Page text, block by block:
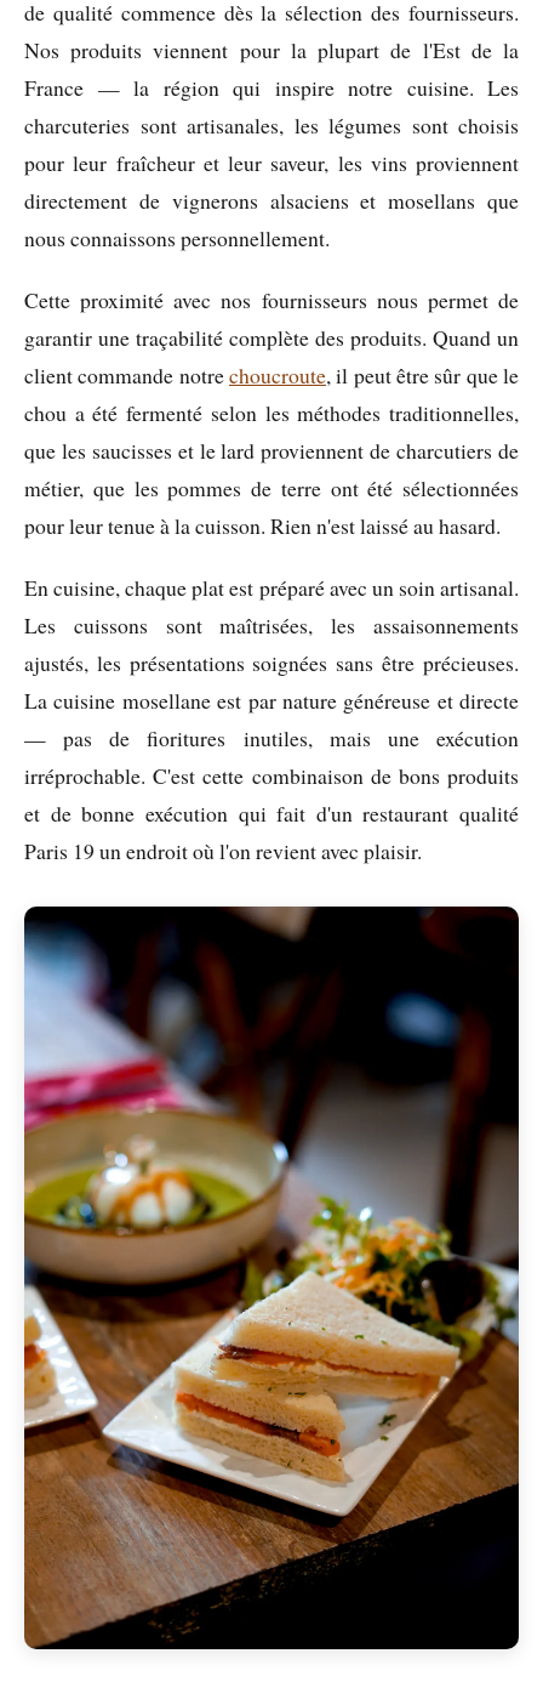
de qualité commence dès la sélection des fournisseurs.
Nos produits viennent pour la plupart de l'Est de la
France — la région qui inspire notre cuisine. Les
charcuteries sont artisanales, les légumes sont choisis
pour leur fraîcheur et leur saveur, les vins proviennent
directement de vignerons alsaciens et mosellans que
nous connaissons personnellement.
Cette proximité avec nos fournisseurs nous permet de
garantir une traçabilité complète des produits. Quand un
client commande notrechoucroute, il peut être sûr que le
chou a été fermenté selon les méthodes traditionnelles,
que les saucisses et le lard proviennent de charcutiers de
métier, que les pommes de terre ont été sélectionnées
pour leur tenue à la cuisson. Rien n'est laissé au hasard.
En cuisine, chaque plat est préparé avec un soin artisanal.
Les cuissons sont maîtrisées, les assaisonnements
ajustés, les présentations soignées sans être précieuses.
La cuisine mosellane est par nature généreuse et directe
— pas de fioritures inutiles, mais une exécution
irréprochable. C'est cette combinaison de bons produits
et de bonne exécution qui fait d'un restaurant qualité
Paris 19 un endroit où l'on revient avec plaisir.